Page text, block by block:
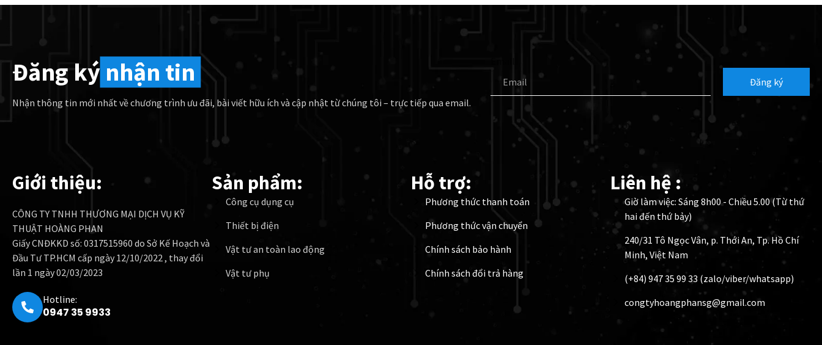
Đăng ký nhận tin
Nhận thông tin mới nhất về chương trình ưu đãi, bài viết hữu ích và cập nhật từ chúng tôi – trực tiếp qua email.
Đăng ký
Giới thiệu:
CÔNG TY TNHH THƯƠNG MẠI DỊCH VỤ KỸ
THUẬT HOÀNG PHAN
Giấy CNĐKKD số: 0317515960 do Sở Kế Hoạch và
Đầu Tư TP.HCM cấp ngày 12/10/2022 , thay đổi
lần 1 ngày 02/03/2023
Hotline:
0947 35 9933
Sản phẩm:
Công cụ dụng cụ
Thiết bị điện
Vật tư an toàn lao động
Vật tư phụ
Hỗ trợ:
Phương thức thanh toán
Phương thức vận chuyển
Chính sách bảo hành
Chính sách đổi trả hàng
Liên hệ :
Giờ làm việc: Sáng 8h00 - Chiều 5.00 (Từ thứ
hai đến thứ bảy)
240/31 Tô Ngọc Vân, p. Thới An, Tp. Hồ Chí
Minh, Việt Nam
(+84) 947 35 99 33 (zalo/viber/whatsapp)
congtyhoangphansg@gmail.com